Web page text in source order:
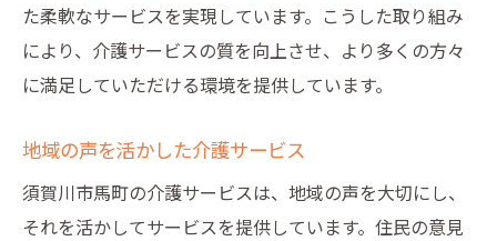
た柔軟なサービスを実現しています。こうした取り組み
により、介護サービスの質を向上させ、より多くの方々
に満足していただける環境を提供しています。
地域の声を活かした介護サービス
須賀川市馬町の介護サービスは、地域の声を大切にし、
それを活かしてサービスを提供しています。住民の意見